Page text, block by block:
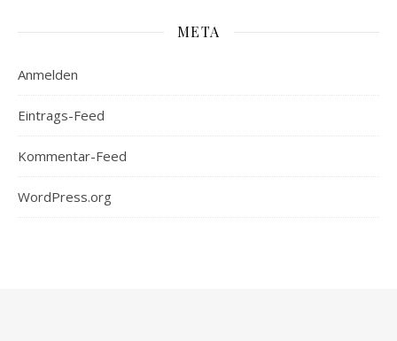
META
Anmelden
Eintrags-Feed
Kommentar-Feed
WordPress.org